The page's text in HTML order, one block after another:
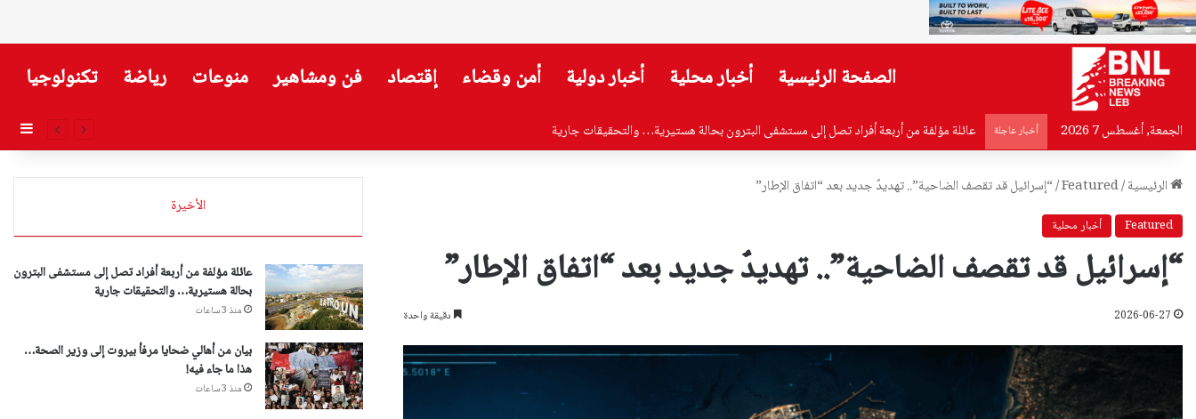
الصفحة الرئيسية أخبار محلية أخبار دولية أمن وقضاء إقتصاد فن ومشاهير منوعات رياضة تكنولوجيا
الجمعة, أغسطس 7 2026 أخبار عاجلة بيان من أهالي ضحايا مرفأ بيروت إلى وزير الصحة…هذا ما جاء فيه!
الرئيسية/
Featured
/“إسرائيل قد تقصف الضاحية”.. تهديدٌ جديد بعد “اتفاق الإطار”
Featured أخبار محلية
“إسرائيل قد تقصف الضاحية”.. تهديدٌ جديد بعد “اتفاق الإطار”
2026-06-27 دقيقة واحدة
الأخيرة
عائلة مؤلفة من أربعة أفراد تصل إلى مستشفى البترون
بحالة هستيرية… والتحقيقات جارية
منذ 3 ساعات
بيان من أهالي ضحايا مرفأ بيروت إلى وزير الصحة…
هذا ما جاء فيه!
منذ 3 ساعات